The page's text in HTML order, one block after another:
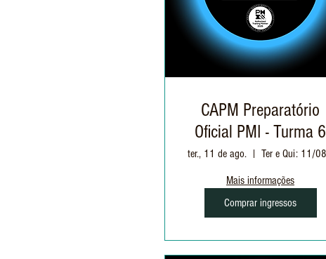
CAPM Preparatório
Oficial PMI - Turma 6
ter., 11 de ago.
Mais informações
Comprar ingressos